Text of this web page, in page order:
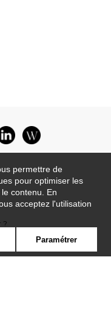
?
permettre de
pour optimiser les
contenu. En
acceptez l'utilisation
Paramétrer